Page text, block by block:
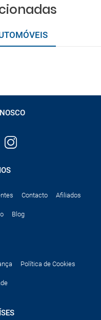
Contacto Afiliados
Blog
Política de Cookies